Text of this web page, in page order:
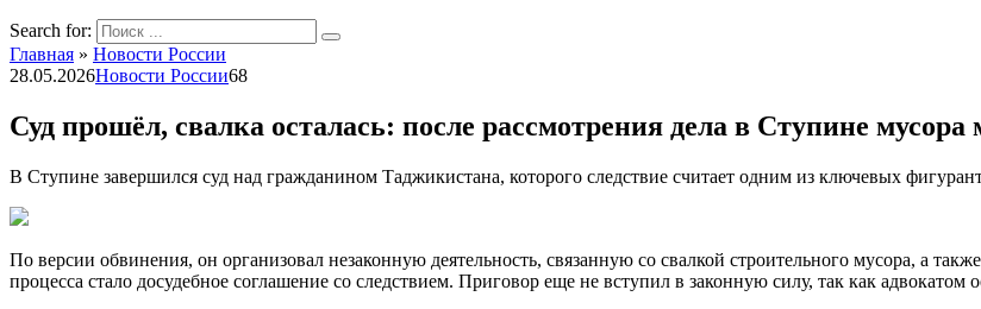
Search for:
Главная » Новости России
28.05.2026Новости России68
Суд прошёл, свалка осталась: после рассмотрения дела в Ступине мусора
В Ступине завершился суд над гражданином Таджикистана, которого следствие считает одним из ключевых
По версии обвинения, он организовал незаконную деятельность, связанную со свалкой строительного мусора, а
процесса стало досудебное соглашение со следствием. Приговор еще не вступил в законную силу, так как